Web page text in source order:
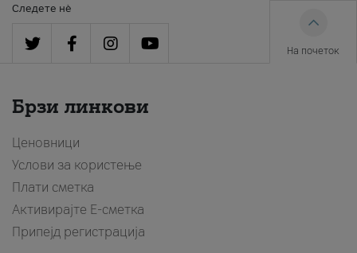
Следете нè
На почеток
Брзи линкови
Ценовници
Услови за користење
Плати сметка
Активирајте Е-сметка
Припејд регистрација